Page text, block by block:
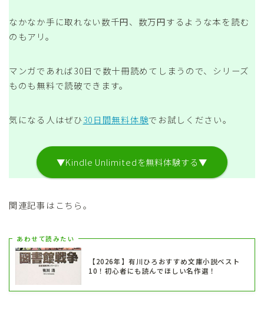
なかなか手に取れない数千円、数万円するような本を読む
のもアリ。
マンガであれば30日で数十冊読めてしまうので、シリーズ
ものも無料で読破できます。
気になる人はぜひ30日間無料体験でお試しください。
▼Kindle Unlimitedを無料体験する▼
関連記事はこちら。
あわせて読みたい
【2026年】有川ひろおすすめ文庫小説ベスト
10！初心者にも読んでほしい名作選！